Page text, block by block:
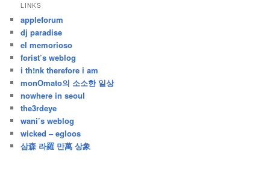
난
글
LINKS
appleforum
dj paradise
el memorioso
forist’s weblog
i th!nk therefore i am
monOmato의 소소한 일상
nowhere in seoul
the3rdeye
wani’s weblog
wicked – egloos
삼森 라羅 만萬 상象